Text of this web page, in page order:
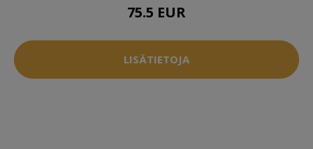
75.5 EUR
LISÄTIETOJA